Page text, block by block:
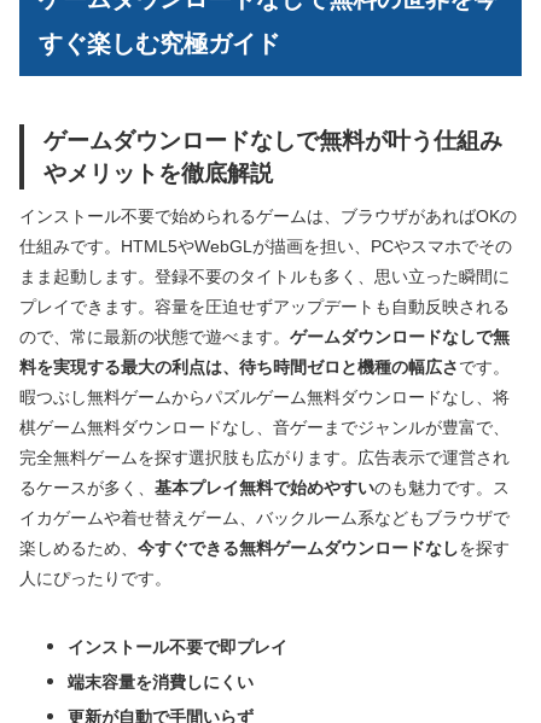
すぐ楽しむ究極ガイド
ゲームダウンロードなしで無料が叶う仕組み
やメリットを徹底解説
インストール不要で始められるゲームは、ブラウザがあればOKの
仕組みです。HTML5やWebGLが描画を担い、PCやスマホでその
まま起動します。登録不要のタイトルも多く、思い立った瞬間に
プレイできます。容量を圧迫せずアップデートも自動反映される
ので、常に最新の状態で遊べます。 ゲームダウンロードなしで無
料を実現する最大の利点は、待ち時間ゼロと機種の幅広さです。
暇つぶし無料ゲームからパズルゲーム無料ダウンロードなし、将
棋ゲーム無料ダウンロードなし、音ゲーまでジャンルが豊富で、
完全無料ゲームを探す選択肢も広がります。広告表示で運営され
るケースが多く、 基本プレイ無料で始めやすいのも魅力です。ス
イカゲームや着せ替えゲーム、バックルーム系などもブラウザで
楽しめるため、 今すぐできる無料ゲームダウンロードなしを探す
人にぴったりです。
インストール不要で即プレイ
端末容量を消費しにくい
更新が自動で手間いらず